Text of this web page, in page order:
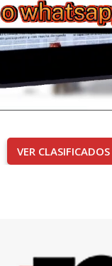
VER CLASIFICADOS